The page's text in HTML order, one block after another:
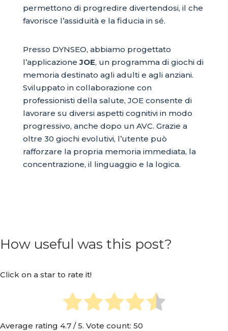
permettono di progredire divertendosi, il che
favorisce l’assiduità e la fiducia in sé.
Presso DYNSEO, abbiamo progettato
l’applicazioneJOE, un programma di giochi di
memoria destinato agli adulti e agli anziani.
Sviluppato in collaborazione con
professionisti della salute, JOE consente di
lavorare su diversi aspetti cognitivi in modo
progressivo, anche dopo un AVC. Grazie a
oltre 30 giochi evolutivi, l’utente può
rafforzare la propria memoria immediata, la
concentrazione, il linguaggio e la logica.
How useful was this post?
Click on a star to rate it!
Average rating 4.7 / 5. Vote count: 50